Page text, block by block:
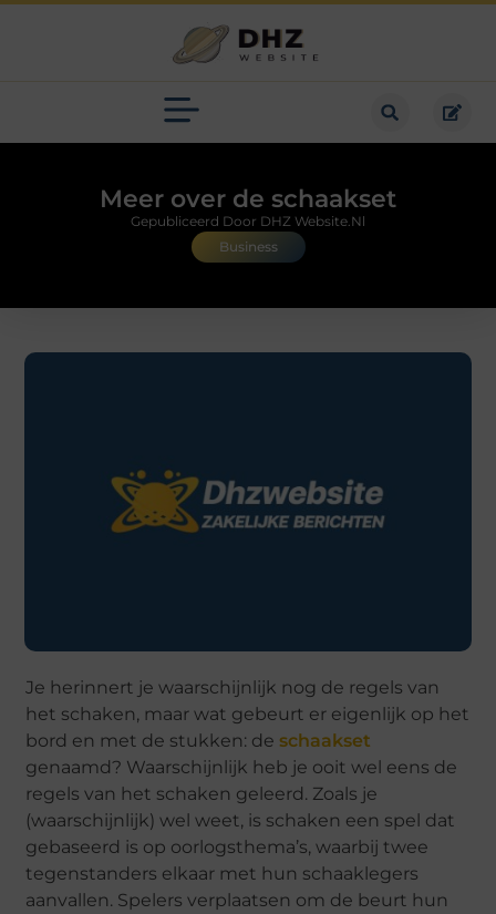
Meer over de schaakset
Business
Gepubliceerd Door DHZ Website.nl
Je herinnert je waarschijnlijk nog de regels van
het schaken, maar wat gebeurt er eigenlijk op het
bord en met de stukken: deschaakset
genaamd? Waarschijnlijk heb je ooit wel eens de
regels van het schaken geleerd. Zoals je
(waarschijnlijk) wel weet, is schaken een spel dat
gebaseerd is op oorlogsthema’s, waarbij twee
tegenstanders elkaar met hun schaaklegers
aanvallen. Spelers verplaatsen om de beurt hun